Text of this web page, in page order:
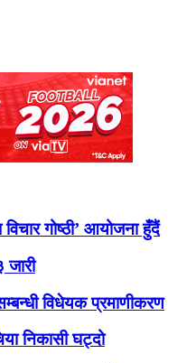
गोष्ठी’ आयोजना हुँदैं
जारी
विधेयक प्रमाणीकरण
निकासी घट्दो